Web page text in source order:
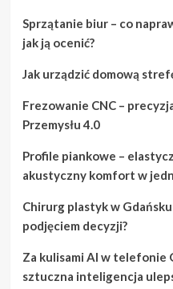
Sprzątanie biur – co
jak ją ocenić?
Jak urządzić domową
Frezowanie CNC –
Przemysłu 4.0
Profile piankowe –
akustyczny komfort w
Chirurg plastyk w
podjęciem decyzji?
Za kulisami AI w telefonie
sztuczna inteligencja